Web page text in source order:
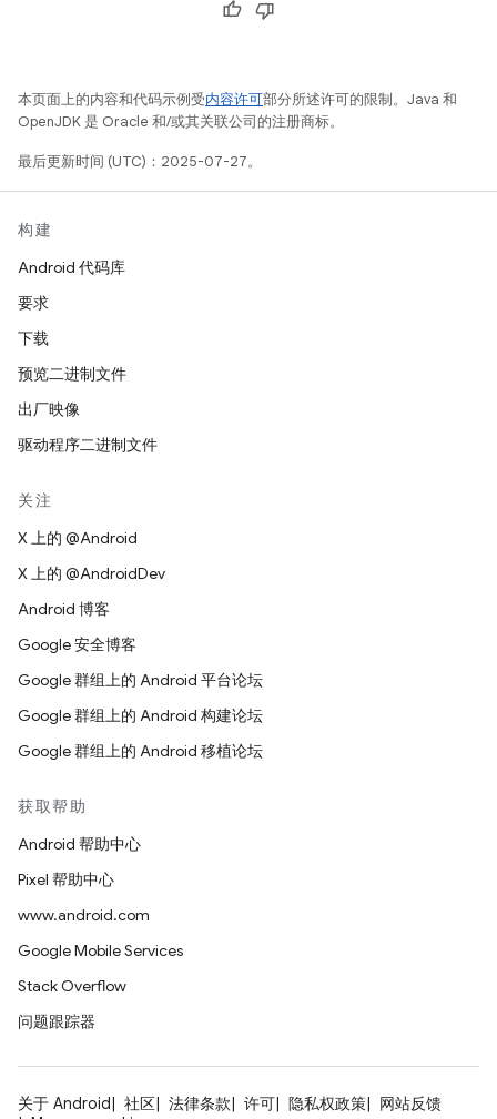
本页面上的内容和代码示例受内容许可部分所述许可的限制。Java 和
OpenJDK 是 Oracle 和/或其关联公司的注册商标。
最后更新时间 (UTC)：2025-07-27。
构建
Android 代码库
要求
下载
预览二进制文件
出厂映像
驱动程序二进制文件
关注
X 上的 @Android
X 上的 @AndroidDev
Android 博客
Google 安全博客
Google 群组上的 Android 平台论坛
Google 群组上的 Android 构建论坛
Google 群组上的 Android 移植论坛
获取帮助
Android 帮助中心
Pixel 帮助中心
www.android.com
Google Mobile Services
Stack Overflow
问题跟踪器
关于 Android 社区 法律条款 许可 隐私权政策
网站反馈